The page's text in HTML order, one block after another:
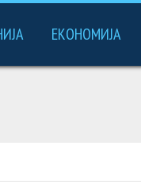
ЕКОНОМИЈА